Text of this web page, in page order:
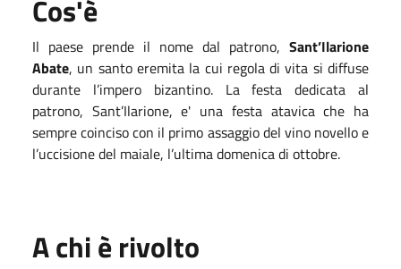
Cos'è
Il paese prende il nome dal patrono, Sant’Ilarione
Abate, un santo eremita la cui regola di vita si diffuse
durante l’impero bizantino. La festa dedicata al
patrono, Sant’Ilarione, e' una festa atavica che ha
sempre coinciso con il primo assaggio del vino novello e
l’uccisione del maiale, l’ultima domenica di ottobre.
A chi è rivolto